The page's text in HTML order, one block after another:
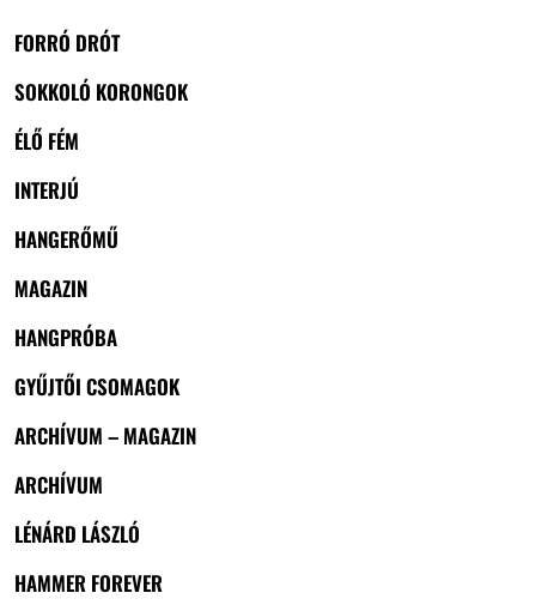
FORRÓ DRÓT
SOKKOLÓ KORONGOK
ÉLŐ FÉM
INTERJÚ
HANGERŐMŰ
MAGAZIN
HANGPRÓBA
GYŰJTŐI CSOMAGOK
ARCHÍVUM – MAGAZIN
ARCHÍVUM
LÉNÁRD LÁSZLÓ
HAMMER FOREVER